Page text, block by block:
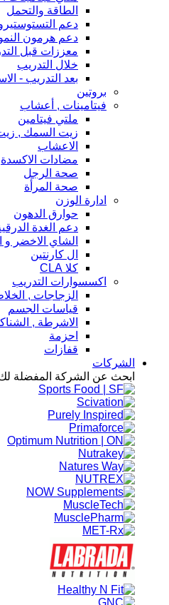
الطاقة والتحمل
دعم
دعم هرمون
معززات قبل
خلال التدريب
بعد التدريب -
بروتين
فيتامينات , أعشاب
ملتي فيتامين
زيت السمك , زيت
الاعشاب
مضادات الاكسدة
صحة الرجل
صحة المرأة
ادارة الوزن
حوارق الدهون
دعم الغدة
الشاي الاخضر و
ال كارنتين
كلا CLA
اكسسوارات التدريب
الزجاجات ,
قياسات الجسم
الاشرطة ,
احزمة
قفازات
الشركات
ابحث عن الشركة المفضلة